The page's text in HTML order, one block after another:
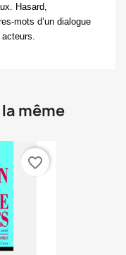
Hasard,
mots d’un dialogue
acteurs.
même
favorite_border